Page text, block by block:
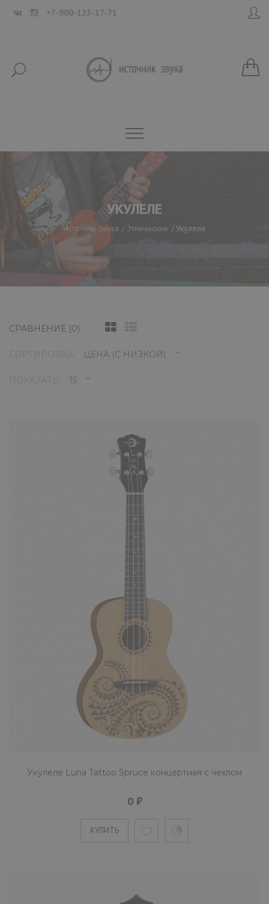
+7-900-123-17-71
УКУЛЕЛЕ
Источник Звука Этнические Укулеле
СРАВНЕНИЕ (0)
концертная с чехлом
0 ₽
размера концерт от знаменитого
производителя укулеле Luna. Корп..
КУПИТЬ
Укулеле Mystery UG21BK черная
1690 ₽
Mystery UG21BK сопрано-укулеле черного
цвета. Задняя дека и обечайка выполнены
липы. Накладка гри..
КУПИТЬ
1690 ₽
цвета. Задняя дека и обечайка сделаны из
Укулеле Luna Tattoo Spruce концертная с чехлом
0 ₽
КУПИТЬ